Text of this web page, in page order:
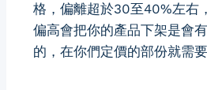
格，偏離超於30至40%左右
偏高會把你的產品下架是會
的，在你們定價的部份就需要